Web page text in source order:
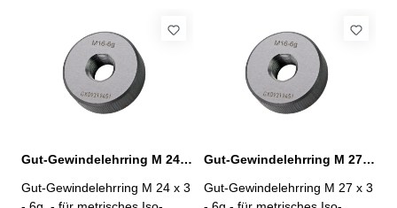
Gut-Gewindelehrring M 24 x 3 - 6g DIN 13
Gut-Gewindelehrring M 24 x 3
Gut-Gewindelehrring M 27 x 3 - 6g DIN 13
Gut-Gewindelehrring M 27 x 3